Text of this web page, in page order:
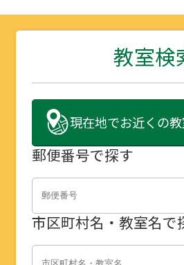
教室検
現在地でお近くの
郵便番号で探す
市区町村名・教室名で